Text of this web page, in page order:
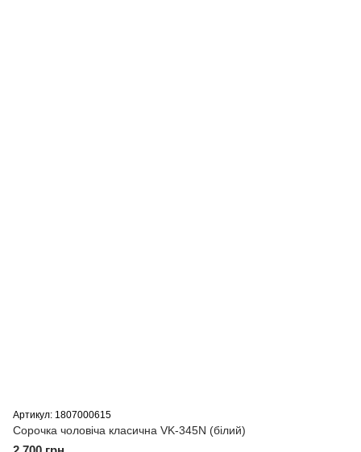
Артикул: 1807000615
Сорочка чоловіча класична VK-345N (бiлий)